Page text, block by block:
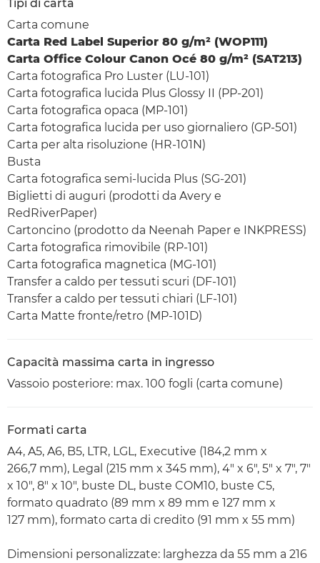
Tipi di carta
Carta comune
Carta Red Label Superior 80 g/m² (WOP111)
Carta Office Colour Canon Océ 80 g/m² (SAT213)
Carta fotografica Pro Luster (LU-101)
Carta fotografica lucida Plus Glossy II (PP-201)
Carta fotografica opaca (MP-101)
Carta fotografica lucida per uso giornaliero (GP-501)
Carta per alta risoluzione (HR-101N)
Busta
Carta fotografica semi-lucida Plus (SG-201)
Biglietti di auguri (prodotti da Avery e
RedRiverPaper)
Cartoncino (prodotto da Neenah Paper e INKPRESS)
Carta fotografica rimovibile (RP-101)
Carta fotografica magnetica (MG-101)
Transfer a caldo per tessuti scuri (DF-101)
Transfer a caldo per tessuti chiari (LF-101)
Carta Matte fronte/retro (MP-101D)
Capacità massima carta in ingresso
Vassoio posteriore: max. 100 fogli (carta comune)
Formati carta
A4, A5, A6, B5, LTR, LGL, Executive (184,2 mm x
266,7 mm), Legal (215 mm x 345 mm), 4" x 6", 5" x 7", 7"
x 10", 8" x 10", buste DL, buste COM10, buste C5,
formato quadrato (89 mm x 89 mm e 127 mm x
127 mm), formato carta di credito (91 mm x 55 mm)
Dimensioni personalizzate: larghezza da 55 mm a 216